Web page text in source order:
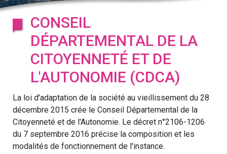
CONSEIL
DÉPARTEMENTAL DE LA
CITOYENNETÉ ET DE
L'AUTONOMIE (CDCA)
La loi d'adaptation de la société au vieillissement du 28
décembre 2015 crée le Conseil Départemental de la
Citoyenneté et de l'Autonomie. Le décret n°2106-1206
du 7 septembre 2016 précise la composition et les
modalités de fonctionnement de l'instance.